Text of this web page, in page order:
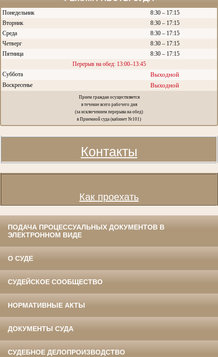
Понедельник
8:30 – 17:15
Вторник
8:30 – 17:15
Среда
8:30 – 17:15
Четверг
8:30 – 17:15
Пятница
8:30 – 17:15
Перерыв на обед: 13:00–13:45
Суббота
Выходной
Воскресенье Выходной
Прием граждан осуществляется
в течение всего рабочего дня
(за исключением перерыва на обед)
в Приемной суда (кабинет №101)
Контакты
Как проехать
ПОДАЧА ПРОЦЕССУАЛЬНЫХ ДОКУМЕНТОВ В
ЭЛЕКТРОННОМ ВИДЕ
О СУДЕ
СУДЕЙСКОЕ СООБЩЕСТВО
НОРМАТИВНЫЕ АКТЫ
ДОКУМЕНТЫ СУДА
СУДЕБНОЕ ДЕЛОПРОИЗВОДСТВО